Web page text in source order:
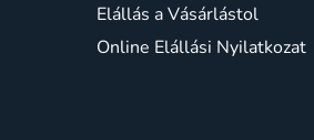
Elállás a Vásárlástol
Online Elállási Nyilatkozat